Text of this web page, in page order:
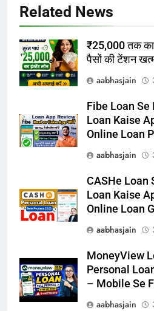
Related News
₹25,000 तक
पैसों की टेंशन
aabhasjain
Fibe Loan Se
Loan Kaise
Online Loan
aabhasjain
CASHe Loan
Loan Kaise
Online Loan
aabhasjain
MoneyView
Personal
– Mobile Se
aabhasjain